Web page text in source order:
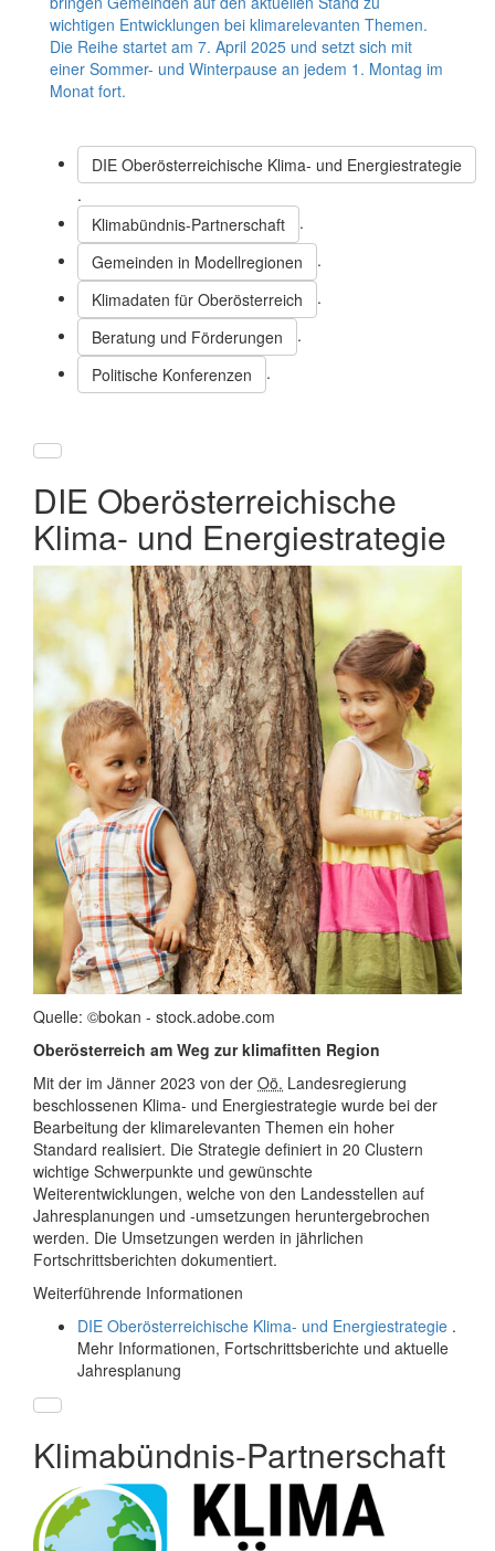
wichtigen Entwicklungen bei klimarelevanten Themen.
Die Reihe startet am 7. April 2025 und setzt sich mit
einer Sommer- und Winterpause an jedem 1. Montag im
Monat fort.
DIE Oberösterreichische Klima- und Energiestrategie
.
Klimabündnis-Partnerschaft
.
Gemeinden in Modellregionen
.
Klimadaten für Oberösterreich
.
Beratung und Förderungen
.
Politische Konferenzen
.
DIE Oberösterreichische
Klima- und Energiestrategie
Quelle: ©bokan - stock.adobe.com
Oberösterreich am Weg zur klimafitten Region
Mit der im Jänner 2023 von der Oö. Landesregierung
beschlossenen Klima- und Energiestrategie wurde bei der
Bearbeitung der klimarelevanten Themen ein hoher
Standard realisiert. Die Strategie definiert in 20 Clustern
wichtige Schwerpunkte und gewünschte
Weiterentwicklungen, welche von den Landesstellen auf
Jahresplanungen und -umsetzungen heruntergebrochen
werden. Die Umsetzungen werden in jährlichen
Fortschrittsberichten dokumentiert.
Weiterführende Informationen
DIE Oberösterreichische Klima- und Energiestrategie .
Mehr Informationen, Fortschrittsberichte und aktuelle
Jahresplanung
Klimabündnis-Partnerschaft